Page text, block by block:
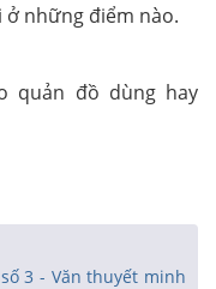
những điểm nào.
quản đồ dùng hay
3 - Văn thuyết minh